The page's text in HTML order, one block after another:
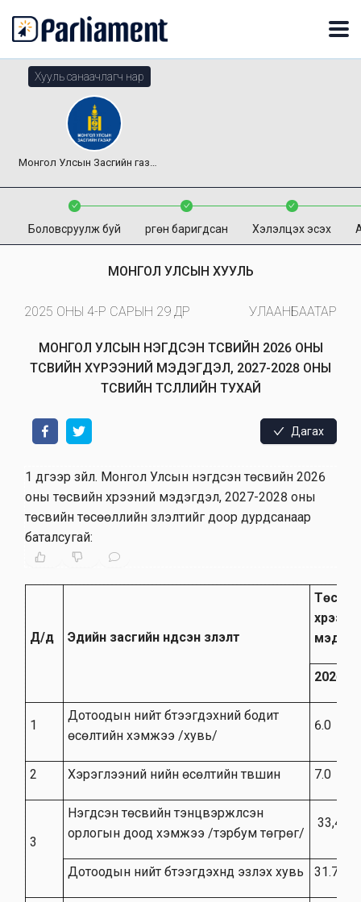
Хууль санаачлагч нар
Монгол Улсын Засгийн газар
Боловсруулж буй Өргөн баригдсан Хэлэлцэх эсэх
МОНГОЛ УЛСЫН ХУУЛЬ
2025 ОНЫ 4-Р САРЫН 29 ӨДӨР УЛААНБААТАР
МОНГОЛ УЛСЫН НЭГДСЭН ТӨСВИЙН 2026 ОНЫ
ТӨСВИЙН ХҮРЭЭНИЙ МЭДЭГДЭЛ, 2027-2028 ОНЫ
ТӨСВИЙН ТӨСӨӨЛЛИЙН ТУХАЙ
Дагах
1 дүгээр зүйл. Монгол Улсын нэгдсэн төсвийн 2026
оны төсвийн хүрээний мэдэгдэл, 2027-2028 оны
төсвийн төсөөллийн үзүүлэлтийг доор дурдсанаар
баталсугай:
Д/д Эдийн засгийн үндсэн үзүүлэлт
2026 он
1
Дотоодын нийт бүтээгдэхүүний бодит
өсөлтийн хэмжээ /хувь/
6.0
2 Хэрэглээний үнийн өсөлтийн түвшин 7.0
3
Нэгдсэн төсвийн тэнцвэржүүлсэн
орлогын доод хэмжээ /тэрбум төгрөг/
Дотоодын нийт бүтээгдэхүүнд эзлэх хувь 31.7